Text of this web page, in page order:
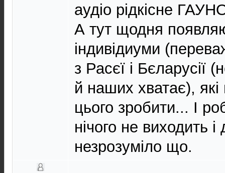
аудіо рідкісне
А тут щодня
індивідиуми
з Расєї і Бєларусії
й наших хватає),
цього зробити... І
нічого не виходить
незрозуміло що.